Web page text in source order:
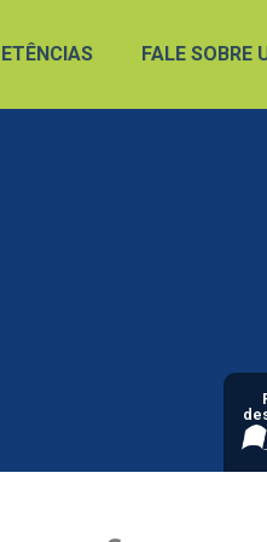
FALE SOBRE